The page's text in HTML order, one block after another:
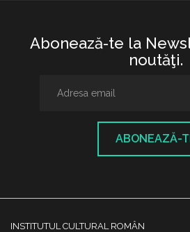
Abonează-te la
noutăţi.
ABONEAZĂ-
INSTITUTUL CULTURAL ROMÂN